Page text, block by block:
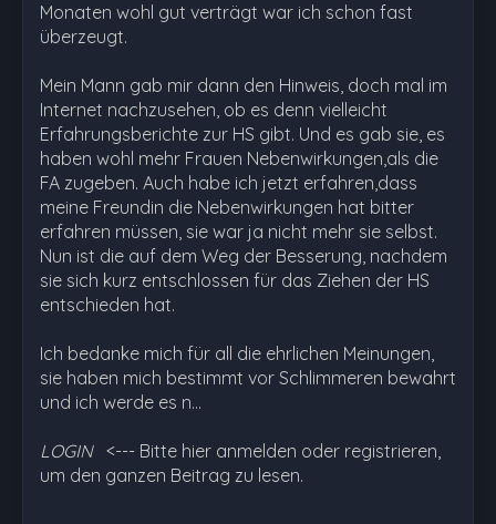
Monaten wohl gut verträgt war ich schon fast
überzeugt.
Mein Mann gab mir dann den Hinweis, doch mal im
Internet nachzusehen, ob es denn vielleicht
Erfahrungsberichte zur HS gibt. Und es gab sie, es
haben wohl mehr Frauen Nebenwirkungen,als die
FA zugeben. Auch habe ich jetzt erfahren,dass
meine Freundin die Nebenwirkungen hat bitter
erfahren müssen, sie war ja nicht mehr sie selbst.
Nun ist die auf dem Weg der Besserung, nachdem
sie sich kurz entschlossen für das Ziehen der HS
entschieden hat.
Ich bedanke mich für all die ehrlichen Meinungen,
sie haben mich bestimmt vor Schlimmeren bewahrt
und ich werde es n…
LOGIN <--- Bitte hier anmelden oder registrieren,
um den ganzen Beitrag zu lesen.